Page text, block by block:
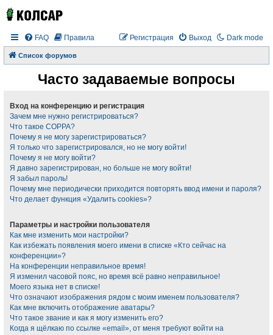
Dark mode
FAQ Правила Выход
Регистрация
Список форумов
Часто задаваемые вопросы
Вход на конференцию и регистрация
Зачем мне нужно регистрироваться?
Что такое COPPA?
Почему я не могу зарегистрироваться?
Я только что зарегистрировался, но не могу войти!
Почему я не могу войти?
Я давно зарегистрирован, но больше не могу войти!
Я забыл пароль!
Почему мне периодически приходится повторять ввод имени и пароля?
Что делает функция «Удалить cookies»?
Параметры и настройки пользователя
Как мне изменить мои настройки?
Как избежать появления моего имени в списке «Кто сейчас на
конференции»?
На конференции неправильное время!
Я изменил часовой пояс, но время всё равно неправильное!
Моего языка нет в списке!
Что означают изображения рядом с моим именем пользователя?
Как мне включить отображение аватары?
Что такое звание и как я могу изменить его?
Когда я щёлкаю по ссылке «email», от меня требуют войти на